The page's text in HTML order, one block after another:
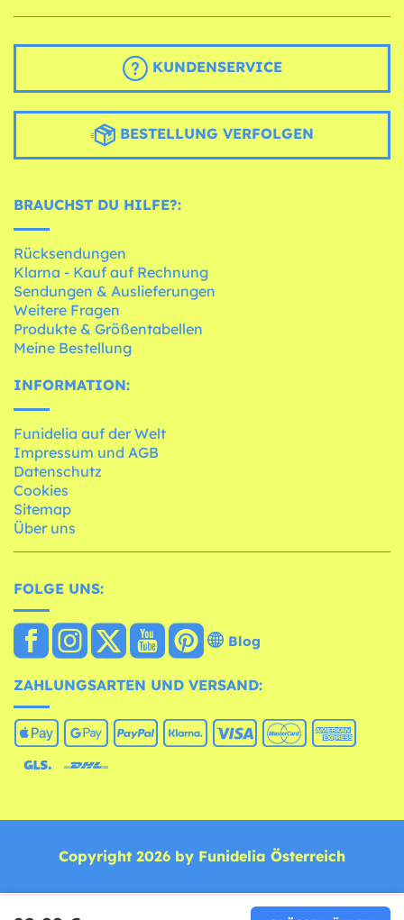
KUNDENSERVICE
BESTELLUNG VERFOLGEN
BRAUCHST DU HILFE?:
Rücksendungen
Klarna - Kauf auf Rechnung
Sendungen & Auslieferungen
Weitere Fragen
Produkte & Größentabellen
Meine Bestellung
INFORMATION:
Funidelia auf der Welt
Impressum und AGB
Datenschutz
Cookies
Sitemap
Über uns
FOLGE UNS:
Blog
ZAHLUNGSARTEN UND VERSAND:
Copyright 2026 by Funidelia Österreich